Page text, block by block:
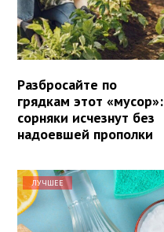
Разбросайте по
грядкам этот «мусор»:
сорняки исчезнут без
надоевшей прополки
ЛУЧШЕЕ